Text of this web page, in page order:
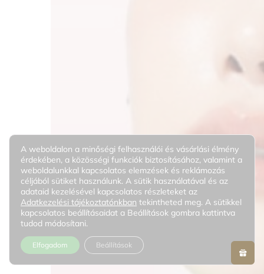
A weboldalon a minőségi felhasználói és vásárlási élmény
érdekében, a közösségi funkciók biztosításához, valamint a
weboldalunkkal kapcsolatos elemzések és reklámozás
céljából sütiket használunk. A sütik használatával és az
adataid kezelésével kapcsolatos részleteket az
Adatkezelési tájékoztatónkban tekintheted meg. A sütikkel
kapcsolatos beállításaidat a Beállítások gombra kattintva
tudod módosítani.
Elfogadom Beállítások